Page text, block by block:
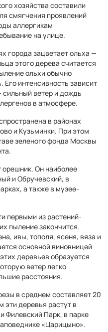
хозяйства составили
смягчения проявлений
аллергикам
на улице.
города зацветает ольха —
этого дерева считается
ольхи обычно
Его интенсивность зависит
сильный ветер и дождь
в атмосфере.
в районах
и Кузьминки. При этом
зеленого фонда Москвы
орешник. Он наиболее
и Обручевский, в
а также в музее-
первыми из растений-
пыление закончится.
ивы, тополя, ясеня, вяза и
основной виновницей
деревьев образуется
ветер легко
расстояния.
в среднем составляет 20
эти деревья растут в
Филевский Парк, в парке
«Царицыно».